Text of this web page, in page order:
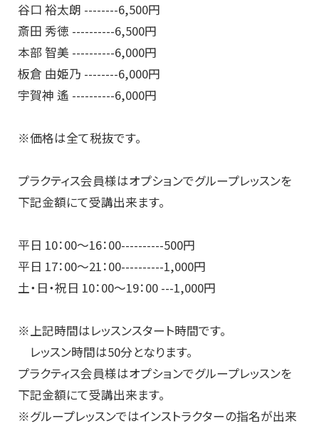
谷口 裕太朗 --------6,500円
斎田 秀徳 ----------6,500円
本部 智美 ----------6,000円
板倉 由姫乃 --------6,000円
宇賀神 遙 ----------6,000円
※価格は全て税抜です。
プラクティス会員様はオプションでグループレッスンを
下記金額にて受講出来ます。
平日 10：00～16：00----------500円
平日 17：00～21：00----------1,000円
土・日・祝日 10：00～19：00 ---1,000円
※上記時間はレッスンスタート時間です。
レッスン時間は50分となります。
プラクティス会員様はオプションでグループレッスンを
下記金額にて受講出来ます。
※グループレッスンではインストラクターの指名が出来